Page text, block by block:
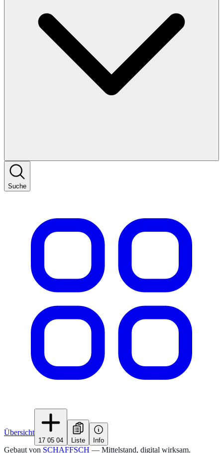
Suche
Übersicht
17 05 04 Liste Info
Gebaut von SCHAFFSCH — Mittelstand, digital wirksam.